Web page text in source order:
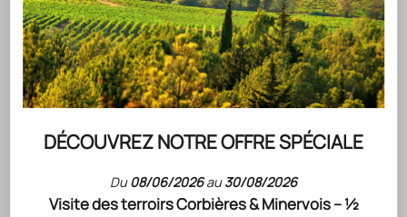
DÉCOUVREZ NOTRE OFFRE SPÉCIALE
Du08/06/2026au30/08/2026
Visite des terroirs Corbières & Minervois – ½
méditerranéen tempéré par l’altitude et les influences
océaniques de l’Atlantique.
Degrés d'alcool: 13,5°
ACCORD METS & VINS PROPOSÉS PAR NOTRE CHEF
CONSERVATION
CÉPAGES